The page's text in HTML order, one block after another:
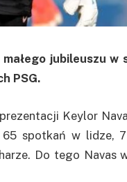
jubileuszu w
PSG.
Keylor
65 spotkań w lidze,
Do tego Navas